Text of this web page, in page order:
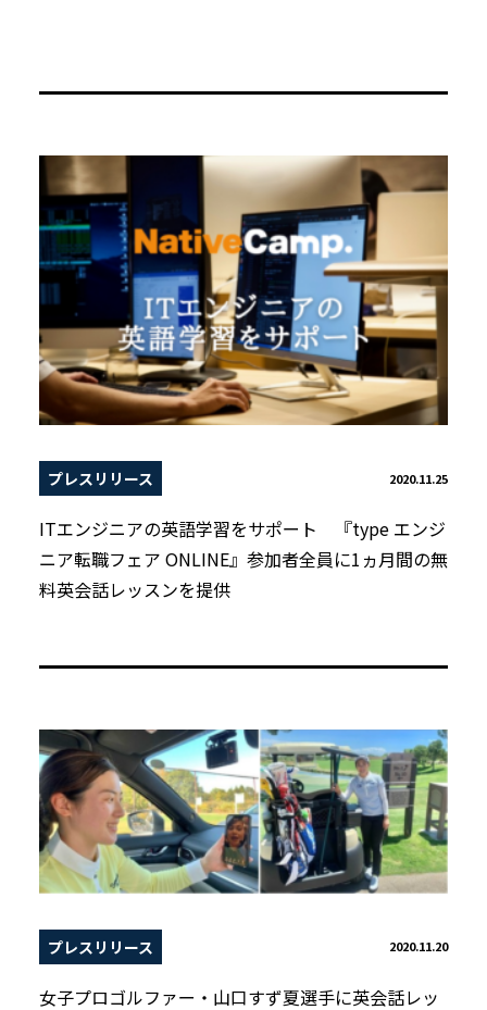
プレスリリース 2020.11.25
ITエンジニアの英語学習をサポート 『type エンジ
ニア転職フェア ONLINE』参加者全員に1ヵ月間の無
料英会話レッスンを提供
プレスリリース 2020.11.20
女子プロゴルファー・山口すず夏選手に英会話レッ